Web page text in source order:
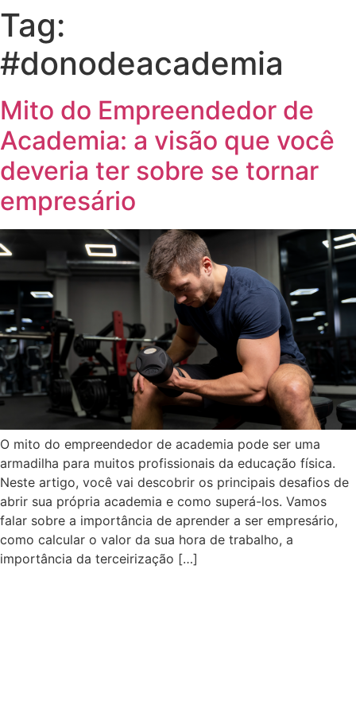
Tag:
#donodeacademia
Mito do Empreendedor de
Academia: a visão que você
deveria ter sobre se tornar
empresário
O mito do empreendedor de academia pode ser uma
armadilha para muitos profissionais da educação física.
Neste artigo, você vai descobrir os principais desafios de
abrir sua própria academia e como superá-los. Vamos
falar sobre a importância de aprender a ser empresário,
como calcular o valor da sua hora de trabalho, a
importância da terceirização […]